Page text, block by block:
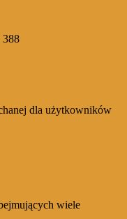
388
dla użytkowników
wiele